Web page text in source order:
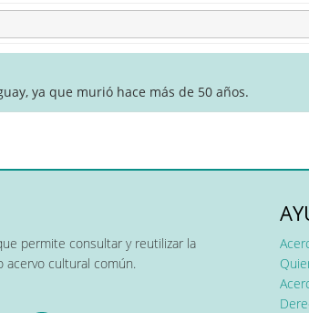
ya que murió hace más de 50 años.
permite consultar y reutilizar la
cultural común.